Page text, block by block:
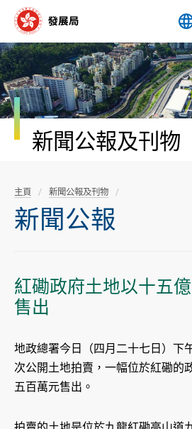
容
開
始
新聞公報及刊物
主頁 新聞公報及刊物
新聞公報
紅磡政府土地以十五
售出
地政總署今日（四月二十七日）下
次公開土地拍賣，一幅位於紅磡的
五百萬元售出。